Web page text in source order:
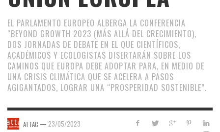
EL PARLAMENTO EUROPEO ALBERGA LA CONFERENCIA
“BEYOND GROWTH 2023 (MÁS ALLÁ DEL CRECIMIENTO),
DOS JORNADAS DE DEBATE EN EL QUE CIENTÍFICOS,
ACADÉMICOS Y ECOLOGISTAS DISERTARÁN SOBRE LOS
CAMINOS QUE EUROPA DEBE ADOPTAR PARA, EN MEDIO DE
UNA CRISIS CLIMÁTICA QUE SE ACELERA A PASOS
AGIGANTADOS, LOGRAR UNA “PROSPERIDAD SOSTENIBLE”.
ATTAC — 23/05/2023